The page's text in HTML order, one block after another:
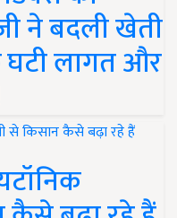
ने बदली खेती
घटी लागत और